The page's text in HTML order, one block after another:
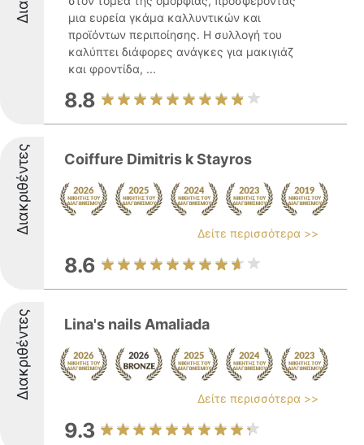
μια ευρεία γκάμα καλλυντικών και
προϊόντων περιποίησης. Η συλλογή του
καλύπτει διάφορες ανάγκες για μακιγιάζ
και φροντίδα, ...
8.8
Διακριθέντες Coiffure Dimitris k Stayros
Δείτε περισσότερα >>
8.6
Διακριθέντες Lina's nails Amaliada
Δείτε περισσότερα >>
9.3